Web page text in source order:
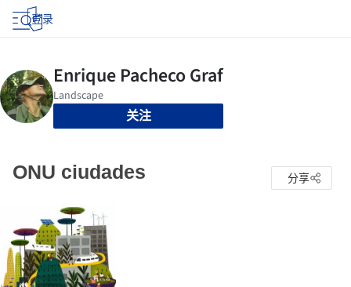
登录
关注
ONU ciudades 分享